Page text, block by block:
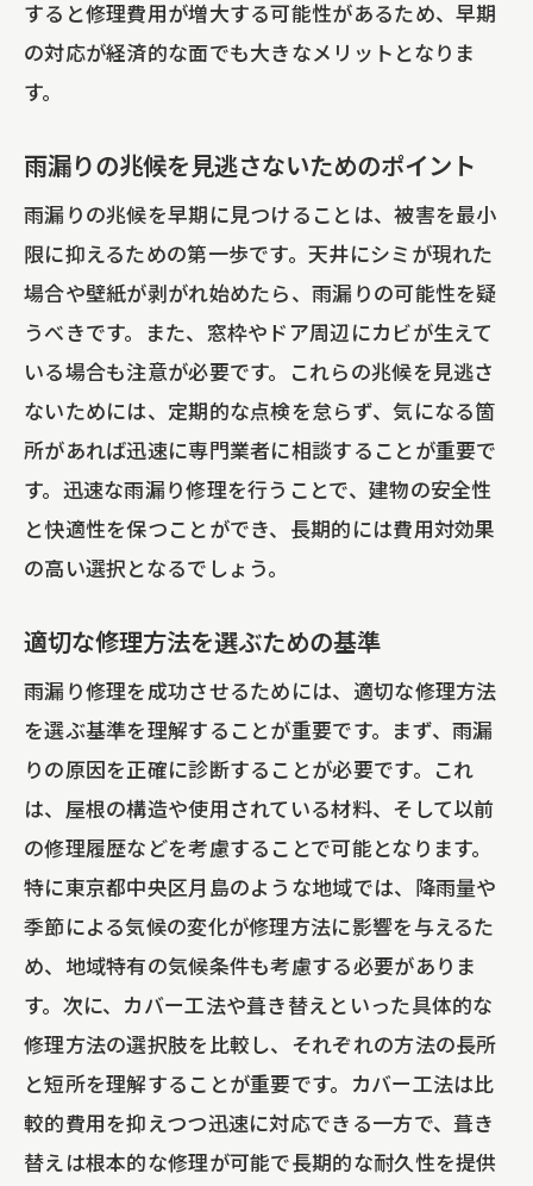
と葺き替えの選び方
カバー工法と葺き替えの違いを理解する
長期的視点で考えるリフォームの選択肢
環境負荷と持続可能性を考慮した選び方
見積もり比較で選ぶカバー工法と葺き替
え
東京都中央区月島での雨漏り修理事例と成功
の秘訣
月島で成功した雨漏り修理の実例紹介
成功事例から学ぶ効果的な修理方法
事例から見る補助金活用の成功ポイント
顧客の声に学ぶ信頼できる業者選び
事例から学ぶ修理後のアフターケアの重
要性
未来の安心を守るための雨漏り修理と屋根リ
フォームの重要性
早期の雨漏り修理が未来のコストを抑え
る理由
気候変動に対応するための屋根リフォー
ム
家屋の寿命を延ばすためのメンテナンス
の重要性
将来を見据えた防水対策のプランニング
地域特性に応じたリフォームの提案
持続可能な住まいを目指すための修理と
すると修理費用が増大する可能性があるため、早期
の対応が経済的な面でも大きなメリットとなりま
す。
雨漏りの兆候を見逃さないためのポイント
雨漏りの兆候を早期に見つけることは、被害を最小
限に抑えるための第一歩です。天井にシミが現れた
場合や壁紙が剥がれ始めたら、雨漏りの可能性を疑
うべきです。また、窓枠やドア周辺にカビが生えて
いる場合も注意が必要です。これらの兆候を見逃さ
ないためには、定期的な点検を怠らず、気になる箇
所があれば迅速に専門業者に相談することが重要で
す。迅速な雨漏り修理を行うことで、建物の安全性
と快適性を保つことができ、長期的には費用対効果
の高い選択となるでしょう。
適切な修理方法を選ぶための基準
雨漏り修理を成功させるためには、適切な修理方法
を選ぶ基準を理解することが重要です。まず、雨漏
りの原因を正確に診断することが必要です。これ
は、屋根の構造や使用されている材料、そして以前
の修理履歴などを考慮することで可能となります。
特に東京都中央区月島のような地域では、降雨量や
季節による気候の変化が修理方法に影響を与えるた
め、地域特有の気候条件も考慮する必要がありま
す。次に、カバー工法や葺き替えといった具体的な
修理方法の選択肢を比較し、それぞれの方法の長所
と短所を理解することが重要です。カバー工法は比
較的費用を抑えつつ迅速に対応できる一方で、葺き
替えは根本的な修理が可能で長期的な耐久性を提供